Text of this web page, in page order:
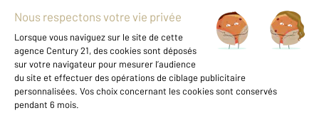
Mentions légales & CGU et Barèmes d'honoraires
Données personnelles
Gestionnaire des cookies